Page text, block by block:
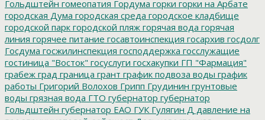
Гольдштейн гомеопатия Гордума горки горки на Арбате
городская Дума городская среда городское кладбище
городской парк городской пляж горячая вода горячая
линия горячее питание госавтоинспекция госархив госдолг
Госдума госжилинспекция господдержка госслужащие
гостиница "Восток" госуслуги госхакупки ГП "Фармация"
грабеж град граница грант график подвоза воды график
работы Григорий Волохов Грипп Грудинин грунтовые
воды грязная вода ГТО губернатор губернатор
Гольдштейн губернатор ЕАО ГУК Гулягин Д давление на